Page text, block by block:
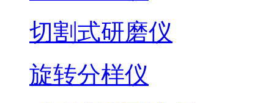
切割式研磨仪
旋转分样仪